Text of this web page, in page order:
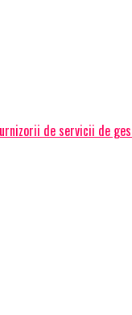
de servicii de